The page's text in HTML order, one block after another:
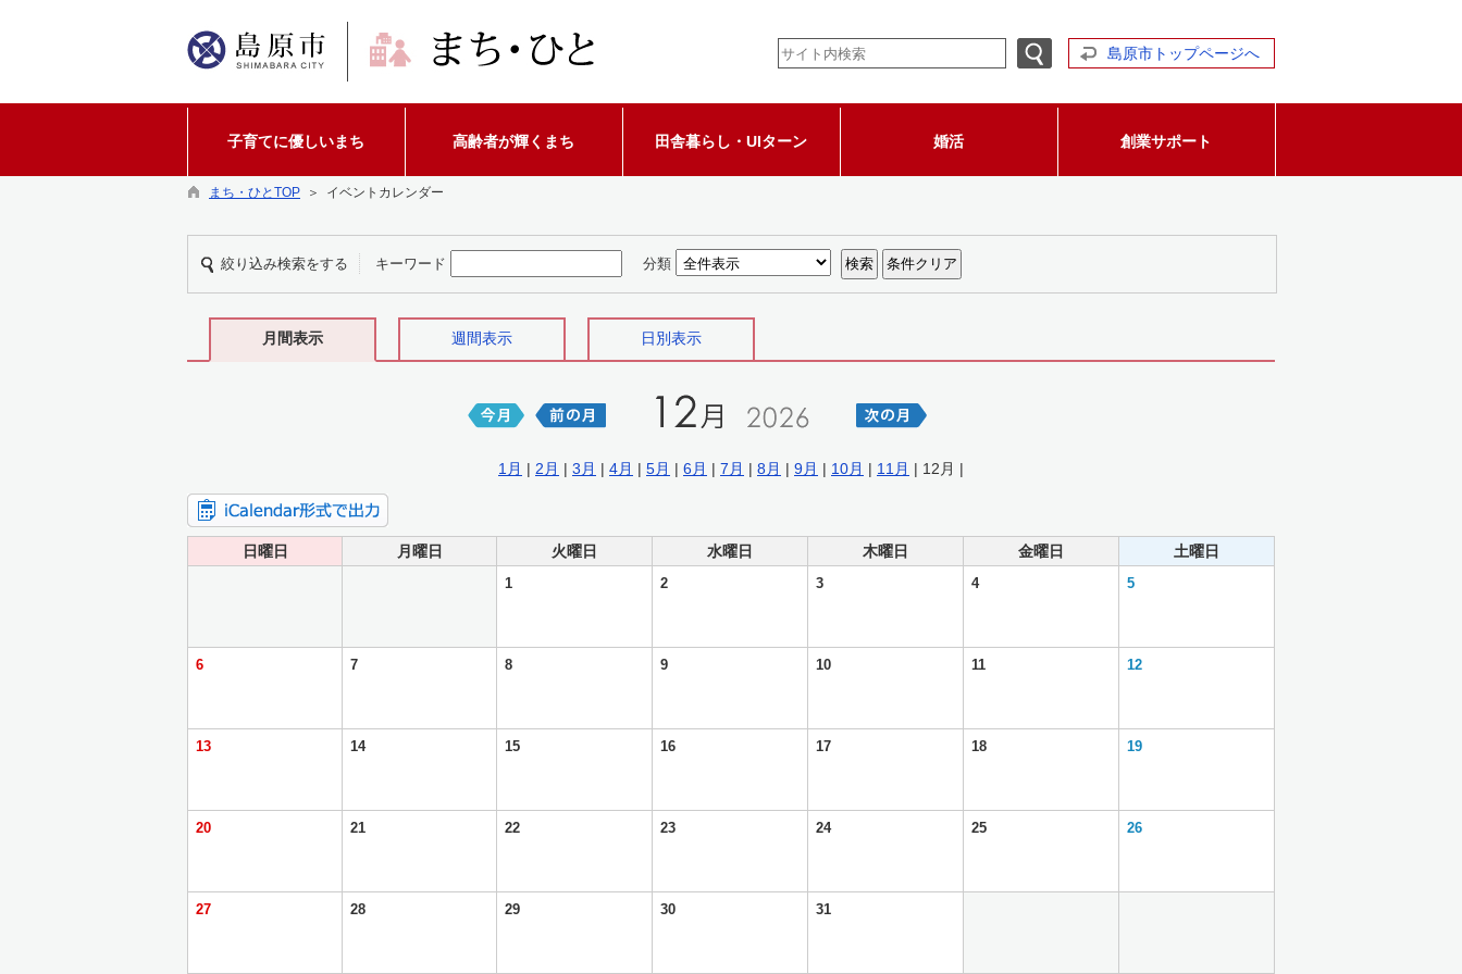
島原市トップページへ
子育てに優しいまち 高齢者が輝くまち 田舎暮らし・UIターン 婚活 創業サポート
まち・ひとTOP ＞ イベントカレンダー
絞り込み検索をする キーワード 分類
月間表示 週間表示 日別表示
1月 | 2月 | 3月 | 4月 | 5月 | 6月 | 7月 | 8月 | 9月 | 10月 | 11月 | 12月 |
日曜日 月曜日 火曜日 水曜日 木曜日 金曜日 土曜日
1 2 3 4 5
6 7 8 9 10 11 12
13 14 15 16 17 18 19
20 21 22 23 24 25 26
27 28 29 30 31